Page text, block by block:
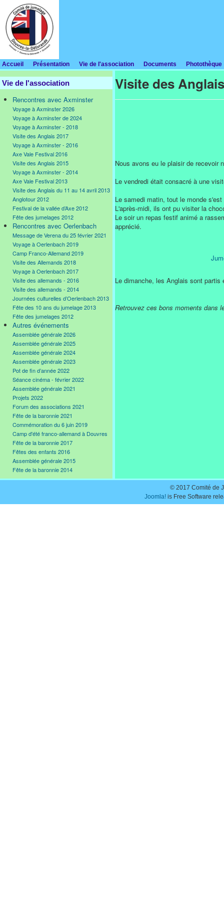
Accueil Présentation Vie de l'association Documents Photothèque
Vie de l'association
Rencontres avec Axminster
Voyage à Axminster 2026
Voyage à Axminster de 2024
Voyage à Axminster - 2018
Visite des Anglais 2017
Voyage à Axminster - 2016
Axe Vale Festival 2016
Visite des Anglais 2015
Voyage à Axminster - 2014
Axe Vale Festival 2013
Visite des Anglais du 11 au 14 avril 2013
Anglotour 2012
Festival de la vallée d’Axe 2012
Fête des jumelages 2012
Rencontres avec Oerlenbach
Message de Verena du 25 février 2021
Voyage à Oerlenbach 2019
Camp Franco-Allemand 2019
Visite des Allemands 2018
Voyage à Oerlenbach 2017
Visite des allemands - 2016
Visite des allemands - 2014
Journées culturelles d’Oerlenbach 2013
Fête des 10 ans du jumelage 2013
Fête des jumelages 2012
Autres événements
Assemblée générale 2026
Assemblée générale 2025
Assemblée générale 2024
Assemblée générale 2023
Pot de fin d’année 2022
Séance cinéma - février 2022
Assemblée générale 2021
Projets 2022
Forum des associations 2021
Fête de la baronnie 2021
Commémoration du 6 juin 2019
Camp d'été franco-allemand à Douvres
Fête de la baronnie 2017
Fêtes des enfants 2016
Assemblée générale 2015
Fête de la baronnie 2014
Visite des
Nous avons eu le plaisir de recevoir
Le vendredi était consacré à une
Le samedi matin, tout le monde
L'après-midi, ils ont pu visiter la
Le soir un repas festif animé a
apprécié.
Le dimanche, les Anglais sont partis
Retrouvez ces bons moments dans
© 2017 Comité de
Joomla!is Free Software